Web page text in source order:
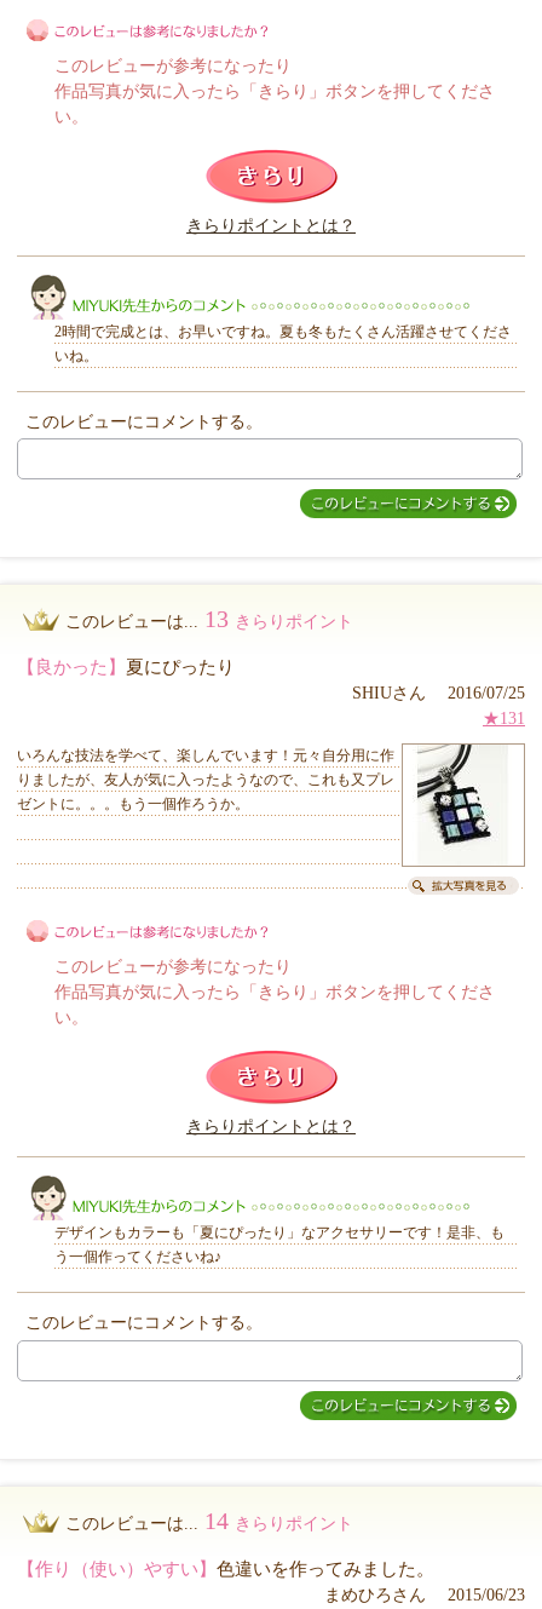
このレビューは参考になりましたか？
このレビューが参考になったり
作品写真が気に入ったら「きらり」ボタンを押してくださ
い。
きらりポイントとは？
2時間で完成とは、お早いですね。夏も冬もたくさん活躍させてくださ
いね。
このレビューにコメントする。
このレビューは... 13 きらりポイント
【良かった】 夏にぴったり
SHIUさん 2016/07/25
★131
いろんな技法を学べて、楽しんでいます！元々自分用に作
りましたが、友人が気に入ったようなので、これも又プレ
ゼントに。。。もう一個作ろうか。
このレビューは参考になりましたか？
このレビューが参考になったり
作品写真が気に入ったら「きらり」ボタンを押してくださ
い。
きらりポイントとは？
デザインもカラーも「夏にぴったり」なアクセサリーです！是非、も
う一個作ってくださいね♪
このレビューにコメントする。
このレビューは... 14 きらりポイント
【作り（使い）やすい】 色違いを作ってみました。
まめひろさん 2015/06/23